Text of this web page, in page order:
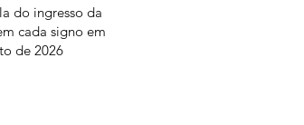
do ingresso da
cada signo em
de 2026